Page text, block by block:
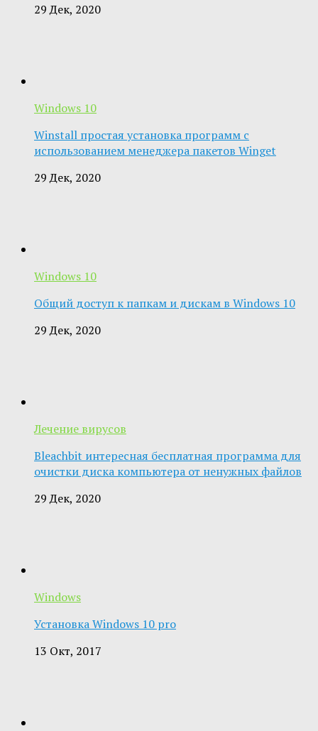
29 Дек, 2020
Windows 10
Winstall простая установка программ с
использованием менеджера пакетов Winget
29 Дек, 2020
Windows 10
Общий доступ к папкам и дискам в Windows 10
29 Дек, 2020
Лечение вирусов
Bleachbit интересная бесплатная программа для
очистки диска компьютера от ненужных файлов
29 Дек, 2020
Windows
Установка Windows 10 pro
13 Окт, 2017